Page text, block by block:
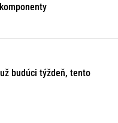
budúci týždeň, tento